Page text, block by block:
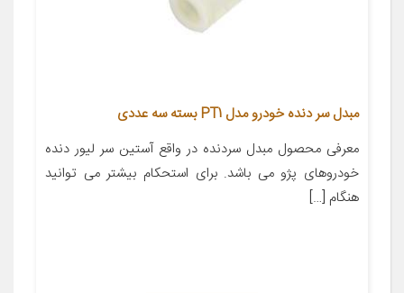
مبدل سر دنده خودرو مدل PT1 بسته سه عددی
معرفی محصول مبدل سردنده در واقع آستین سر لیور دنده
خودروهای پژو می باشد. برای استحکام بیشتر می توانید
هنگام […]